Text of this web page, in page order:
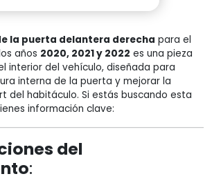
la puerta delantera derecha para el
años 2020, 2021 y 2022 es una pieza
interior del vehículo, diseñada para
interna de la puerta y mejorar la
del habitáculo. Si estás buscando esta
información clave:
del
: